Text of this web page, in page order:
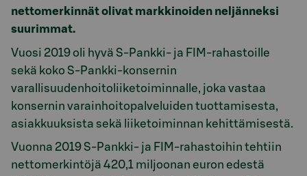
nettomerkinnät olivat markkinoiden neljänneksi
suurimmat.
Vuosi 2019 oli hyvä S-Pankki- ja FIM-rahastoille
sekä koko S-Pankki-konsernin
varallisuudenhoitoliiketoiminnalle, joka vastaa
konsernin varainhoitopalveluiden tuottamisesta,
asiakkuuksista sekä liiketoiminnan kehittämisestä.
Vuonna 2019 S-Pankki- ja FIM-rahastoihin tehtiin
nettomerkintöjä 420,1 miljoonan euron edestä